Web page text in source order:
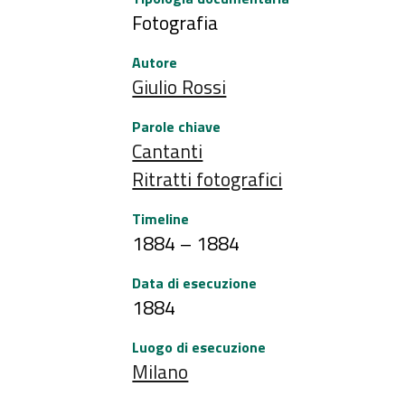
Fotografia
Autore
Giulio Rossi
Parole chiave
Cantanti
Ritratti fotografici
Timeline
1884 – 1884
Data di esecuzione
1884
Luogo di esecuzione
Milano